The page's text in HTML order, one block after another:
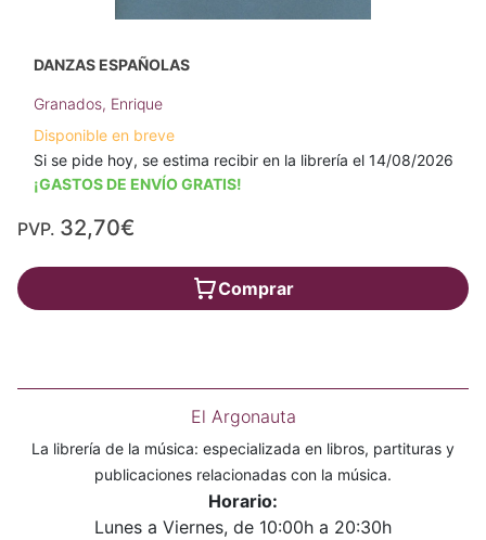
DANZAS ESPAÑOLAS
Granados, Enrique
Disponible en breve
Si se pide hoy, se estima recibir en la librería el 14/08/2026
¡GASTOS DE ENVÍO GRATIS!
PVP. 32,70€
Comprar
El Argonauta
La librería de la música: especializada en libros, partituras y
publicaciones relacionadas con la música.
Horario:
Lunes a Viernes, de 10:00h a 20:30h